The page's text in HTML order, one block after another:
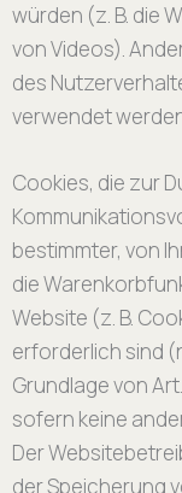
würden (z. B. die
von Videos).
des
verwendet
Cookies, die zur
bestimmter, von
die
Website (z. B.
erforderlich sind
Grundlage von
sofern keine
Der
der Speicherung